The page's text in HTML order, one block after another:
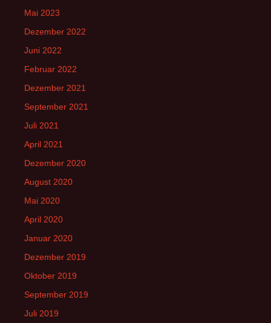
Mai 2023
Dezember 2022
Juni 2022
Februar 2022
Dezember 2021
September 2021
Juli 2021
April 2021
Dezember 2020
August 2020
Mai 2020
April 2020
Januar 2020
Dezember 2019
Oktober 2019
September 2019
Juli 2019